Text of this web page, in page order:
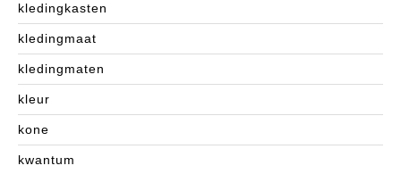
kledingkasten
kledingmaat
kledingmaten
kleur
kone
kwantum